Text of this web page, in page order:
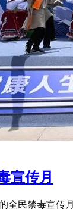
宣传月
全民禁毒宣传